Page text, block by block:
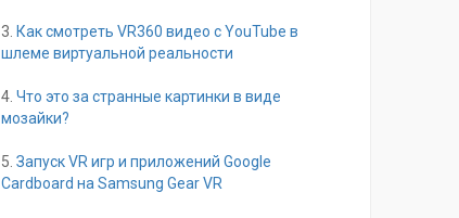
3. Как смотреть VR360 видео с YouTube в
шлеме виртуальной реальности
4. Что это за странные картинки в виде
мозайки?
5. Запуск VR игр и приложений Google
Cardboard на Samsung Gear VR